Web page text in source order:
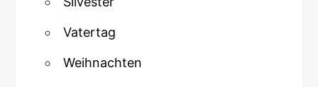
Vatertag
Weihnachten